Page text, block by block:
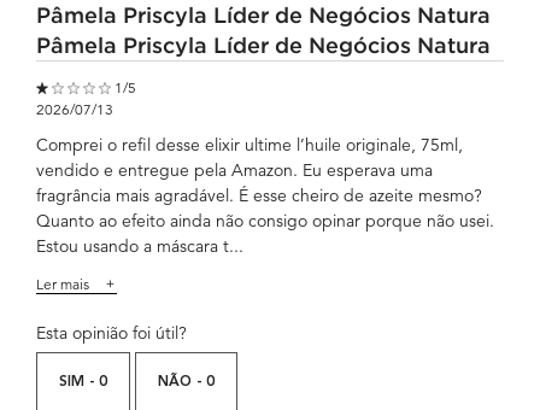
Pâmela Priscyla Líder de Negócios Natura
Pâmela Priscyla Líder de Negócios Natura
1 out of 5 stars.
1/5
2026/07/13
Comprei o refil desse elixir ultime l’huile originale, 75ml,
vendido e entregue pela Amazon. Eu esperava uma
fragrância mais agradável. É esse cheiro de azeite mesmo?
Quanto ao efeito ainda não consigo opinar porque não usei.
Estou usando a máscara t...
Ler mais
Esta opinião foi útil?
SIM - 0 NÃO - 0